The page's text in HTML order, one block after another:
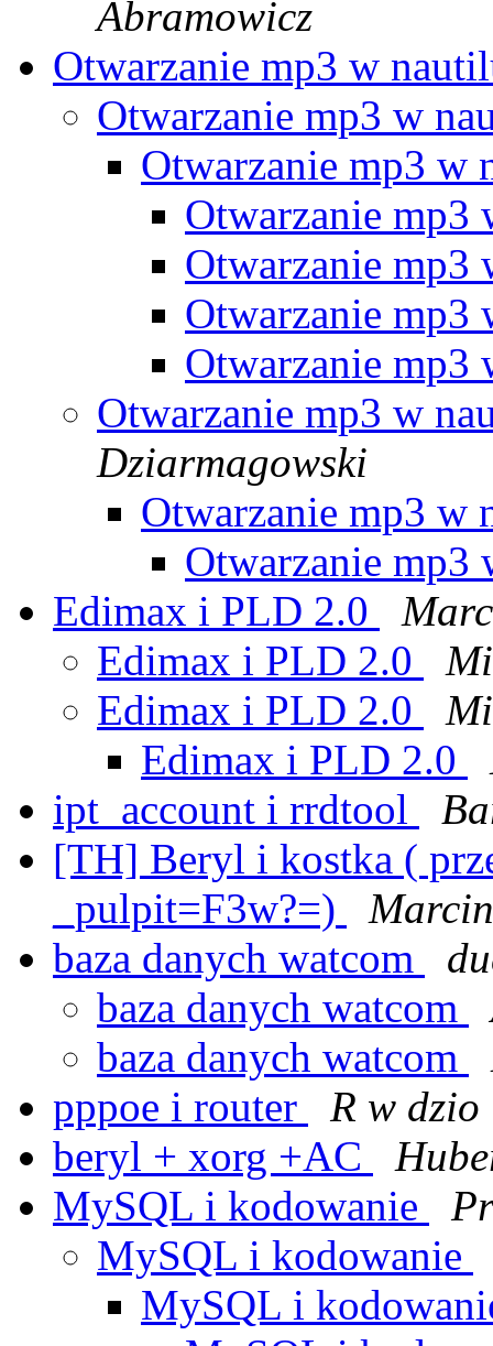
Abramowicz
Otwarzanie mp3 w
Otwarzanie mp3 w
Otwarzanie mp3 w
Otwarzanie
Otwarzanie
Otwarzanie
Otwarzanie
Otwarzanie mp3 w
Dziarmagowski
Otwarzanie mp3 w
Otwarzanie
Edimax i PLD 2.0
Edimax i PLD 2.0
Edimax i PLD 2.0
Edimax i PLD 2.0
ipt_account i rrdtool
[TH] Beryl i kostka (
_pulpit=F3w?=)
baza danych watcom
baza danych watcom
baza danych watcom
pppoe i router
R w dzio
beryl + xorg +AC
MySQL i kodowanie
MySQL i kodowanie
MySQL i